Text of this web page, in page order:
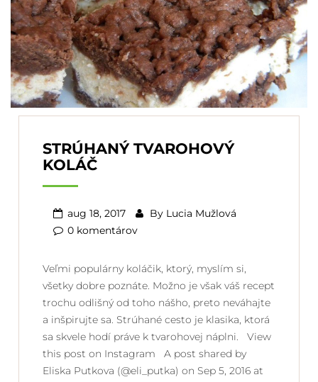
STRÚHANÝ TVAROHOVÝ
KOLÁČ
aug 18, 2017 By Lucia Mužlová
0 komentárov
Veľmi populárny koláčik, ktorý, myslím si,
všetky dobre poznáte. Možno je však váš recept
trochu odlišný od toho nášho, preto neváhajte
a inšpirujte sa. Strúhané cesto je klasika, ktorá
sa skvele hodí práve k tvarohovej náplni. View
this post on Instagram A post shared by
Eliska Putkova (@eli_putka) on Sep 5, 2016 at